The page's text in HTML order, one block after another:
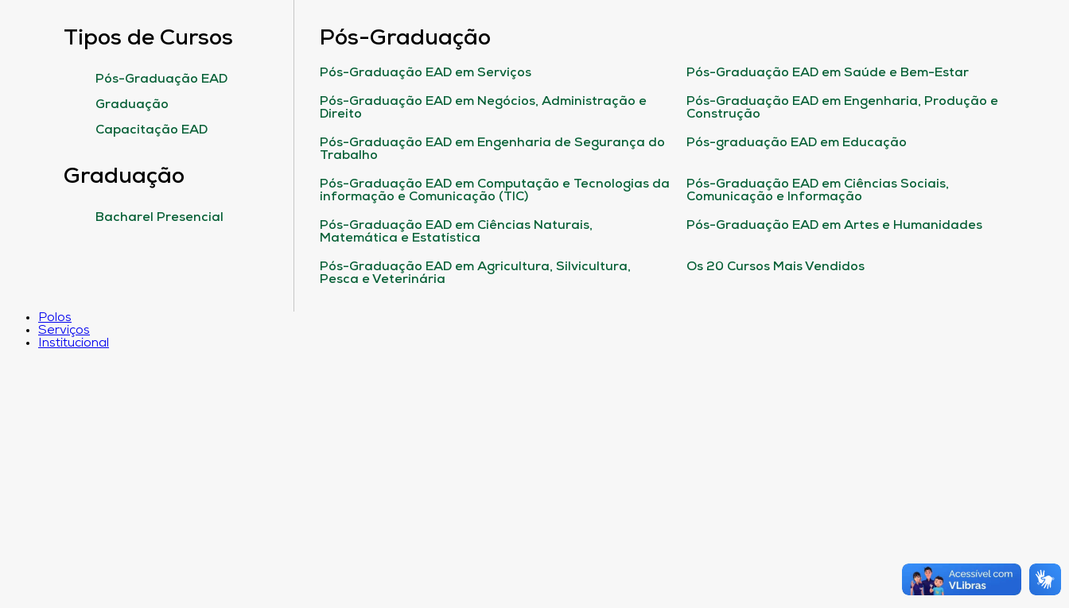
Tipos de Cursos
Pós-Graduação EAD
Graduação
Capacitação EAD
Graduação
Bacharel Presencial
Pós-Graduação
Pós-Graduação EAD em Serviços Pós-Graduação EAD em Saúde e Bem-Estar
Pós-Graduação EAD em Negócios, Administração e
Direito
Pós-Graduação EAD em Engenharia, Produção e
Construção
Pós-Graduação EAD em Engenharia de Segurança do
Trabalho
Pós-graduação EAD em Educação
Pós-Graduação EAD em Computação e Tecnologias da
informação e Comunicação (TIC)
Pós-Graduação EAD em Ciências Sociais,
Comunicação e Informação
Pós-Graduação EAD em Ciências Naturais,
Matemática e Estatística
Pós-Graduação EAD em Artes e Humanidades
Pós-Graduação EAD em Agricultura, Silvicultura,
Pesca e Veterinária
Os 20 Cursos Mais Vendidos
Polos
Serviços
Institucional